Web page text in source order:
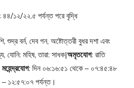
১২/২২.৫ পর্যন্ত পরে বৃদ্ধি
শুদ্র বর্ন, দেব গন, অষ্টোত্তরী বুধর দশা এবং
যোনি: মহিষ, তারা: সাধক|অমৃতযোগ: রাতি
মহেন্দ্রযোগ: দিন ০৬:১৬:৫১ থেকে – ০৭:৪৫:৪৮
– ১২:৫৭:০৭ পর্যন্ত।